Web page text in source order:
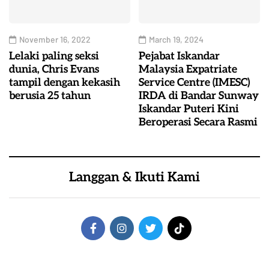
November 16, 2022
Lelaki paling seksi
dunia, Chris Evans
tampil dengan kekasih
berusia 25 tahun
March 19, 2024
Pejabat Iskandar
Malaysia Expatriate
Service Centre (IMESC)
IRDA di Bandar Sunway
Iskandar Puteri Kini
Beroperasi Secara Rasmi
Langgan & Ikuti Kami